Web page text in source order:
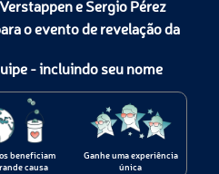
e Sergio Pérez
o evento de revelação da
- incluindo seu nome
beneficiam
causa
Ganhe uma experiência
única